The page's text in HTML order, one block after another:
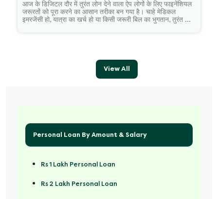
आज के डिजिटल दौर में तुरंत लोन देने वाला ऐप लोगों के लिए फाइनेंशियल
जरूरतों को पूरा करने का आसान तरीका बन गया है। चाहे मेडिकल
इमरजेंसी हो, यात्रा का खर्च हो या किसी जरूरी बिल का भुगतान, तुरंत लोन
View All
Personal Loan By Amount & Salary
Rs 1 Lakh Personal Loan
Rs 2 Lakh Personal Loan